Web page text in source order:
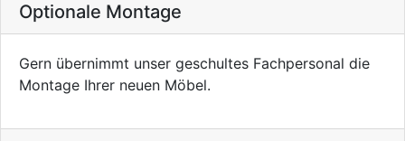
Optionale Montage
Gern übernimmt unser geschultes Fachpersonal die
Montage Ihrer neuen Möbel.